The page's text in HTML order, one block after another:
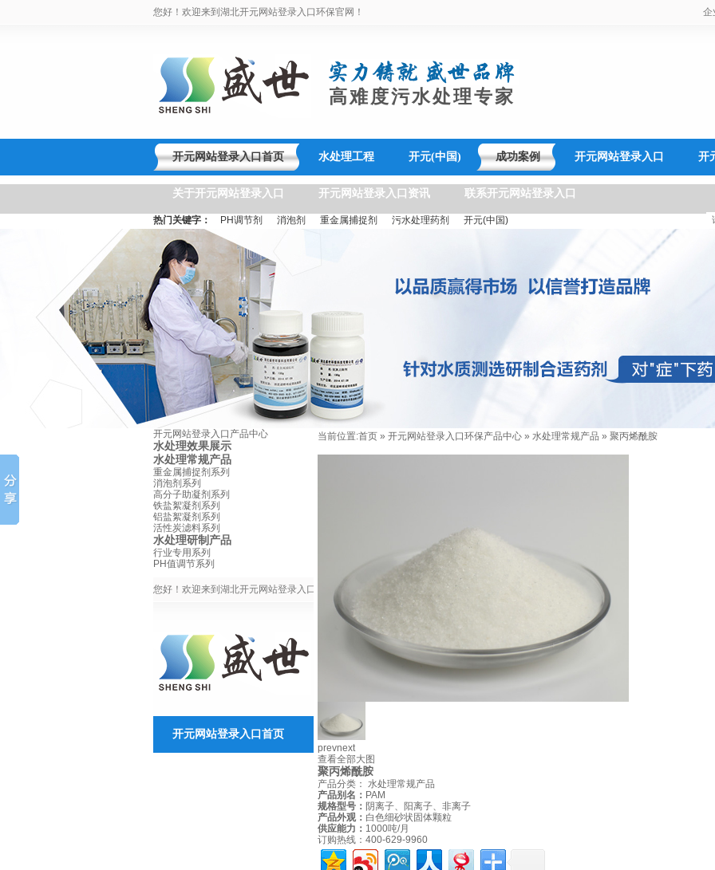
您好！欢迎来到湖北开元网站登录入口环保官网！ 企
高难度污水处理专家
开元网站登录入口首页 水处理工程 开元(中国) 成功案例 开元网站登录入口 开
关于开元网站登录入口 开元网站登录入口资讯 联系开元网站登录入口
热门关键字： PH调节剂 消泡剂 重金属捕捉剂 污水处理药剂 开元(中国)
开元网站登录入口产品中心
水处理效果展示
水处理常规产品
重金属捕捉剂系列
消泡剂系列
高分子助凝剂系列
铁盐絮凝剂系列
铝盐絮凝剂系列
活性炭滤料系列
水处理研制产品
行业专用系列
PH值调节系列
您好！欢迎来到湖北开元网站登录入口环保官网！
高难度污水处理专家
开元网站登录入口首页 水处理工程
开元网站登录入口资讯
当前位置:首页 » 开元网站登录入口环保产品中心 » 水处理常规产品 » 聚丙烯酰胺
prevnext
查看全部大图
聚丙烯酰胺
产品分类： 水处理常规产品
产品别名： PAM
规格型号： 阴离子、阳离子、非离子
产品外观： 白色细砂状固体颗粒
供应能力： 1000吨/月
订购热线： 400-629-9960